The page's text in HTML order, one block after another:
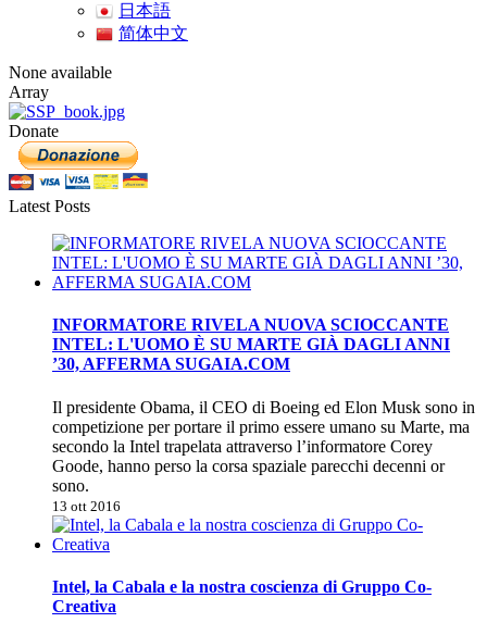
日本語
简体中文
None available
Array
Donate
Latest Posts
INFORMATORE RIVELA NUOVA SCIOCCANTE
INTEL: L'UOMO È SU MARTE GIÀ DAGLI ANNI
’30, AFFERMA SUGAIA.COM
Il presidente Obama, il CEO di Boeing ed Elon Musk sono in
competizione per portare il primo essere umano su Marte, ma
secondo la Intel trapelata attraverso l’informatore Corey
Goode, hanno perso la corsa spaziale parecchi decenni or
sono.
13 ott 2016
Intel, la Cabala e la nostra coscienza di Gruppo Co-
Creativa